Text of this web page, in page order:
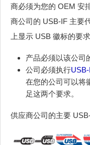
商必须为您的 OEM 安
商公司的 USB-IF 主要
上显示 USB 徽标的要
产品必须以该公司
公司必须执行
在您的公司可以将
足这两个要求。
供应商公司的主要